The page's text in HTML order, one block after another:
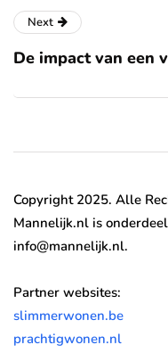
Next
De impact van een
Copyright 2025. Alle
Mannelijk.nl is
info@mannelijk.nl.
Partner websites:
slimmerwonen.be
prachtigwonen.nl